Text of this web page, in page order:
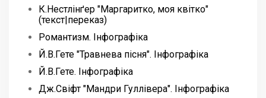
К.Нестлінґер "Маргаритко, моя квітко"
(текст|переказ)
Романтизм. Інфографіка
Й.В.Гете "Травнева пісня". Інфографіка
Й.В.Гете. Інфографіка
Дж.Свіфт "Мандри Гуллівера". Інфографіка